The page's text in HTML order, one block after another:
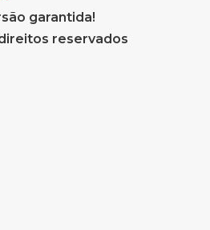
garantida!
reservados